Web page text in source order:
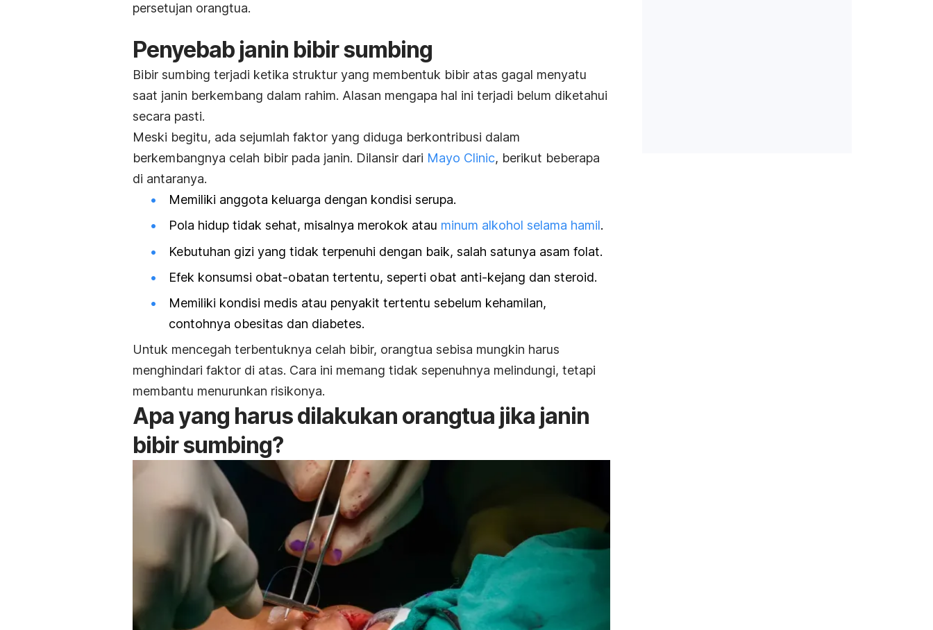
persetujan orangtua.
Penyebab janin bibir sumbing
Bibir sumbing terjadi ketika struktur yang membentuk bibir atas gagal menyatu
saat janin berkembang dalam rahim. Alasan mengapa hal ini terjadi belum diketahui
secara pasti.
Meski begitu, ada sejumlah faktor yang diduga berkontribusi dalam
berkembangnya celah bibir pada janin. Dilansir dari Mayo Clinic, berikut beberapa
di antaranya.
Memiliki anggota keluarga dengan kondisi serupa.
Pola hidup tidak sehat, misalnya merokok atau minum alkohol selama hamil.
Kebutuhan gizi yang tidak terpenuhi dengan baik, salah satunya asam folat.
Efek konsumsi obat-obatan tertentu, seperti obat anti-kejang dan steroid.
Memiliki kondisi medis atau penyakit tertentu sebelum kehamilan,
contohnya obesitas dan diabetes.
Untuk mencegah terbentuknya celah bibir, orangtua sebisa mungkin harus
menghindari faktor di atas. Cara ini memang tidak sepenuhnya melindungi, tetapi
membantu menurunkan risikonya.
Apa yang harus dilakukan orangtua jika janin
bibir sumbing?